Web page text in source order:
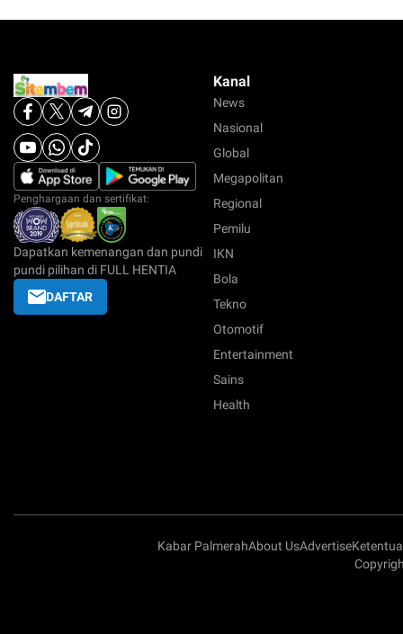
Penghargaan dan sertifikat:
Dapatkan kemenangan dan pundi
pundi pilihan di FULL HENTIA
DAFTAR
Kanal
News
Nasional
Global
Megapolitan
Regional
Pemilu
IKN
Bola
Tekno
Otomotif
Entertainment
Sains
Health
Kabar PalmerahAbout UsAdvertise